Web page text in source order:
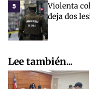
5
Violenta
deja dos
Lee también...